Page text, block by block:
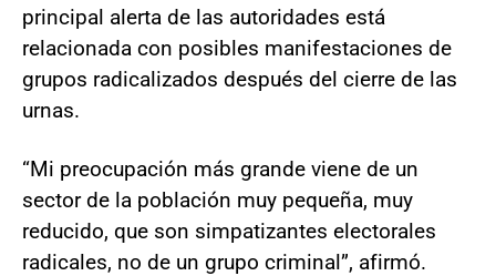
principal alerta de las autoridades está
relacionada con posibles manifestaciones de
grupos radicalizados después del cierre de las
urnas.
“Mi preocupación más grande viene de un
sector de la población muy pequeña, muy
reducido, que son simpatizantes electorales
radicales, no de un grupo criminal”, afirmó.